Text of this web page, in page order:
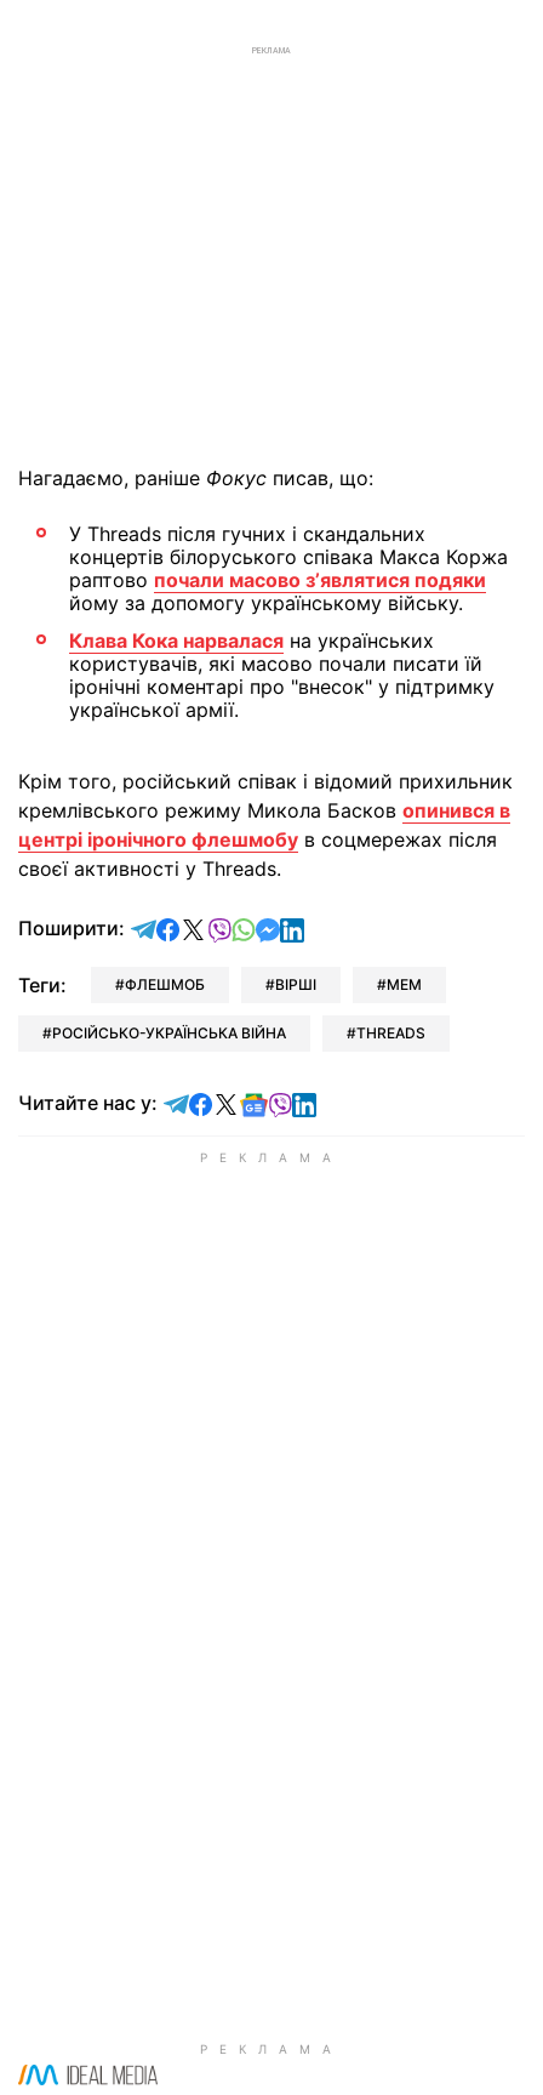
РЕКЛАМА
Нагадаємо, раніше Фокус писав, що:
У Threads після гучних і скандальних
концертів білоруського співака Макса Коржа
раптово почали масово зʼявлятися подяки
йому за допомогу українському війську.
Клава Кока нарвалася на українських
користувачів, які масово почали писати їй
іронічні коментарі про "внесок" у підтримку
української армії.
Крім того, російський співак і відомий прихильник
кремлівського режиму Микола Басков опинився в
центрі іронічного флешмобу в соцмережах після
своєї активності у Threads.
Поширити: відправити у Telegram
поділитись у Facebook
поділитись у X
відправити у Viber
відправити у Whatsapp
відправити у Messenger
відправити у LinkedIn
Теги: ФЛЕШМОБ ВІРШІ МЕМ
РОСІЙСЬКО-УКРАЇНСЬКА ВІЙНА THREADS
Читайте нас у: Читайте у Telegram
Читайте у Facebook
Читайте у X
Читайте у Google news
Читайте у Viber
Читайте у LinkedIn